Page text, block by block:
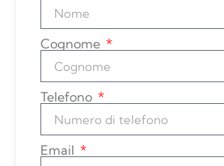
Cognome
Telefono
Email